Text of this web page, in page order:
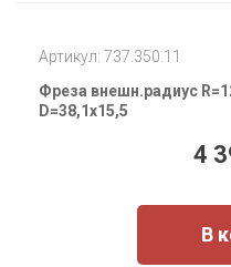
Артикул: 737.350.11
Фреза внешн.радиус
D=38,1x15,5
4
В